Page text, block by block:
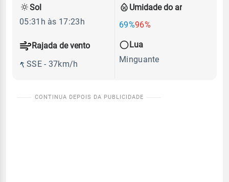
Umidade do ar
69%96%
Rajada de vento
SSE - 37km/h
Sol
05:31h às 17:23h
Lua
Minguante